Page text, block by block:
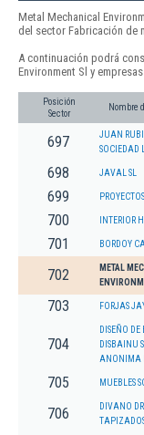
Metal Mechanical
del sector Fabricación de
A continuación podrá
Environment Sl y
Posición
Sector
Nombre
697
JUAN
SOCIEDAD
698 JAVAL SL
699
700 INTERIOR
701 BORDOY
702
METAL
703 FORJAS
704
DISEÑO DE
DISBAINU
ANONIMA
705 MUEBLES
706
DIVANO